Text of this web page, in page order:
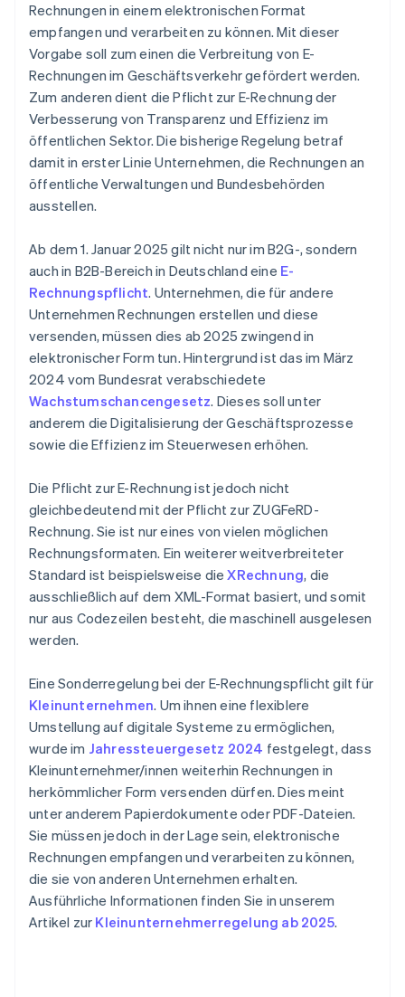
Rechnungen in einem elektronischen Format
empfangen und verarbeiten zu können. Mit dieser
Vorgabe soll zum einen die Verbreitung von E-
Rechnungen im Geschäftsverkehr gefördert werden.
Zum anderen dient die Pflicht zur E-Rechnung der
Verbesserung von Transparenz und Effizienz im
öffentlichen Sektor. Die bisherige Regelung betraf
damit in erster Linie Unternehmen, die Rechnungen an
öffentliche Verwaltungen und Bundesbehörden
ausstellen.
Ab dem 1. Januar 2025 gilt nicht nur im B2G-, sondern
auch in B2B-Bereich in Deutschland eine E-
Rechnungspflicht. Unternehmen, die für andere
Unternehmen Rechnungen erstellen und diese
versenden, müssen dies ab 2025 zwingend in
elektronischer Form tun. Hintergrund ist das im März
2024 vom Bundesrat verabschiedete
Wachstumschancengesetz. Dieses soll unter
anderem die Digitalisierung der Geschäftsprozesse
sowie die Effizienz im Steuerwesen erhöhen.
Die Pflicht zur E-Rechnung ist jedoch nicht
gleichbedeutend mit der Pflicht zur ZUGFeRD-
Rechnung. Sie ist nur eines von vielen möglichen
Rechnungsformaten. Ein weiterer weitverbreiteter
Standard ist beispielsweise dieXRechnung, die
ausschließlich auf dem XML-Format basiert, und somit
nur aus Codezeilen besteht, die maschinell ausgelesen
werden.
Eine Sonderregelung bei der E-Rechnungspflicht gilt für
Kleinunternehmen. Um ihnen eine flexiblere
Umstellung auf digitale Systeme zu ermöglichen,
wurde im Jahressteuergesetz 2024 festgelegt, dass
Kleinunternehmer/innen weiterhin Rechnungen in
herkömmlicher Form versenden dürfen. Dies meint
unter anderem Papierdokumente oder PDF-Dateien.
Sie müssen jedoch in der Lage sein, elektronische
Rechnungen empfangen und verarbeiten zu können,
die sie von anderen Unternehmen erhalten.
Ausführliche Informationen finden Sie in unserem
Artikel zur Kleinunternehmerregelung ab 2025.